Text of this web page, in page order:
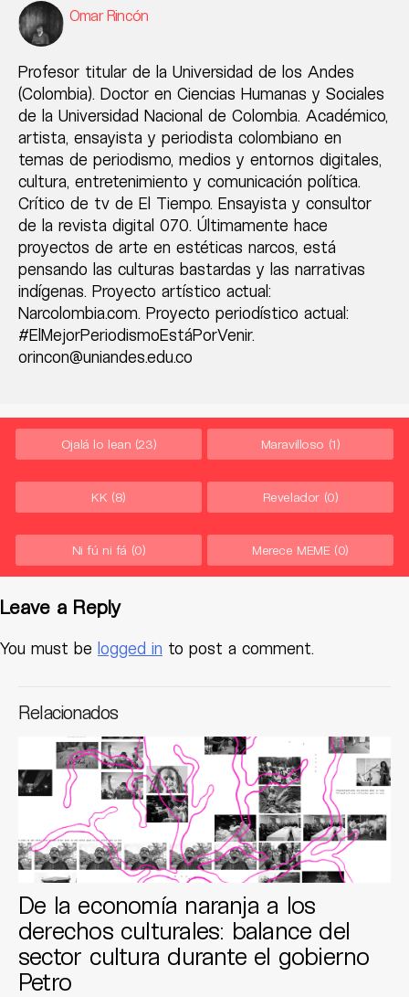
Omar Rincón
Profesor titular de la Universidad de los Andes
(Colombia). Doctor en Ciencias Humanas y Sociales
de la Universidad Nacional de Colombia. Académico,
artista, ensayista y periodista colombiano en
temas de periodismo, medios y entornos digitales,
cultura, entretenimiento y comunicación política.
Crítico de tv de El Tiempo. Ensayista y consultor
de la revista digital 070. Últimamente hace
proyectos de arte en estéticas narcos, está
pensando las culturas bastardas y las narrativas
indígenas. Proyecto artístico actual:
Narcolombia.com. Proyecto periodístico actual:
#ElMejorPeriodismoEstáPorVenir.
orincon@uniandes.edu.co
Ojalá lo lean (23) Maravilloso (1)
KK (8) Revelador (0)
Ni fú ni fá (0) Merece MEME (0)
Leave a Reply
You must be logged in to post a comment.
Relacionados
De la economía naranja a los
derechos culturales: balance del
sector cultura durante el gobierno
Petro